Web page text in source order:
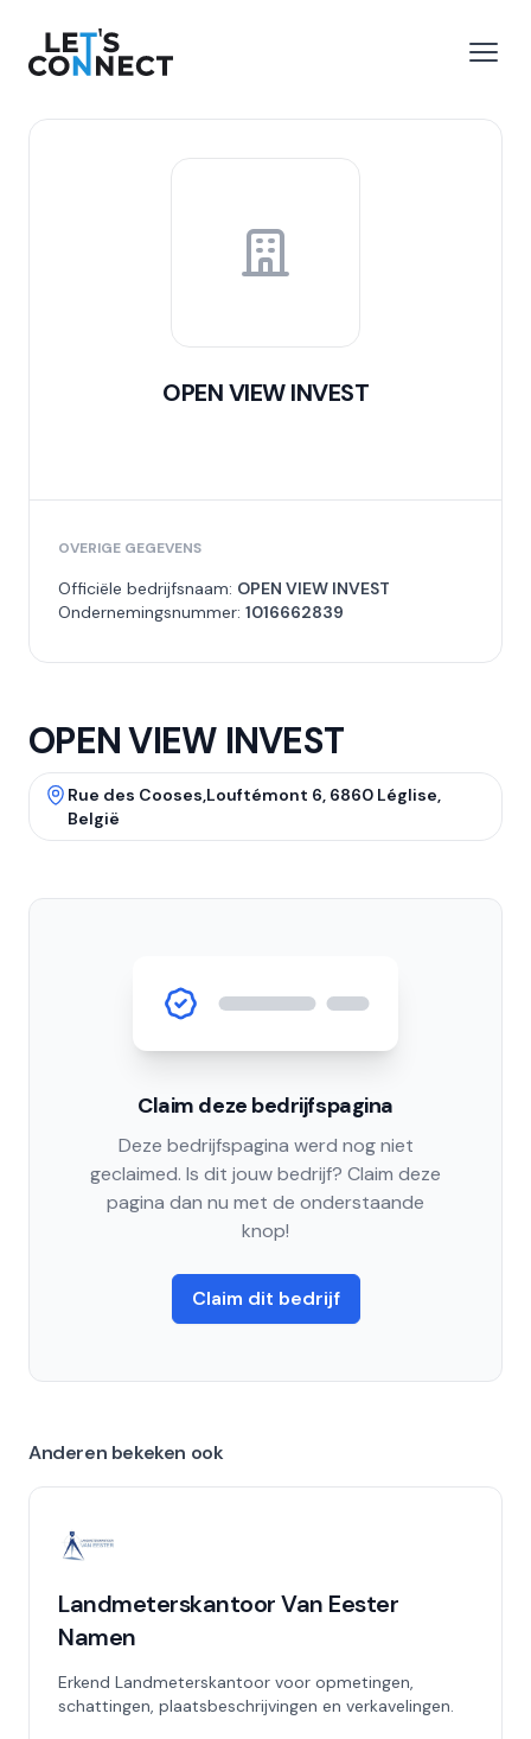
Let's Connect
OPEN VIEW INVEST
OVERIGE GEGEVENS
Officiële bedrijfsnaam: OPEN VIEW INVEST
Ondernemingsnummer: 1016662839
OPEN VIEW INVEST
Rue des Cooses,Louftémont 6, 6860 Léglise,
België
Claim deze bedrijfspagina
Deze bedrijfspagina werd nog niet
geclaimed. Is dit jouw bedrijf? Claim deze
pagina dan nu met de onderstaande
knop!
Claim dit bedrijf
Anderen bekeken ook
Landmeterskantoor Van Eester
Namen
Erkend Landmeterskantoor voor opmetingen,
schattingen, plaatsbeschrijvingen en verkavelingen.